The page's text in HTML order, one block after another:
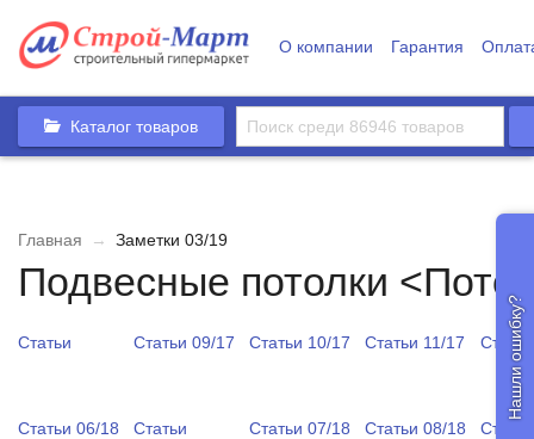
О компании Гарантия
Каталог товаров
Главная → Заметки 03/19
Подвесные потолки
Статьи Статьи 09/17 Статьи 10/17 Статьи 11/17
Статьи 06/18
Статьи
Статьи 07/18 Статьи 08/18
Нашли ошибку?